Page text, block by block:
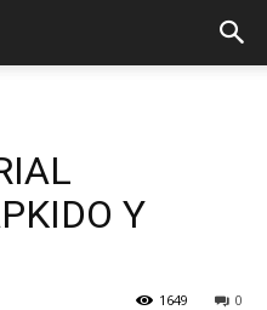
Y
0
1649